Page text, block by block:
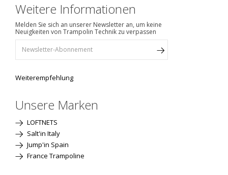
Weitere Informationen
Melden Sie sich an unserer Newsletter an, um keine
Neuigkeiten von Trampolin Technik zu verpassen
Weiterempfehlung
Unsere Marken
LOFTNETS
Salt'in Italy
Jump'in Spain
France Trampoline